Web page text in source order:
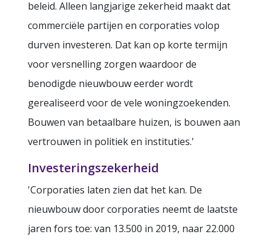
beleid. Alleen langjarige zekerheid maakt dat
commerciële partijen en corporaties volop
durven investeren. Dat kan op korte termijn
voor versnelling zorgen waardoor de
benodigde nieuwbouw eerder wordt
gerealiseerd voor de vele woningzoekenden.
Bouwen van betaalbare huizen, is bouwen aan
vertrouwen in politiek en instituties.'
Investeringszekerheid
'Corporaties laten zien dat het kan. De
nieuwbouw door corporaties neemt de laatste
jaren fors toe: van 13.500 in 2019, naar 22.000